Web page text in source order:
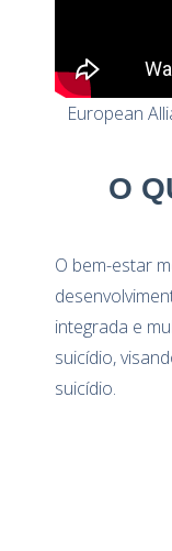
European
O
O bem-estar
integrada e
suicídio,
suicídio.